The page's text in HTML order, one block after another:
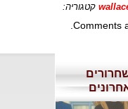
קטגוריה:
Comments